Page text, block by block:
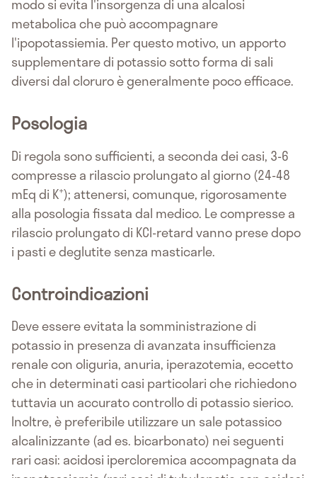
modo si evita l'insorgenza di una alcalosi
metabolica che può accompagnare
l'ipopotassiemia. Per questo motivo, un apporto
supplementare di potassio sotto forma di sali
diversi dal cloruro è generalmente poco efficace.
Posologia
Di regola sono sufficienti, a seconda dei casi, 3-6
compresse a rilascio prolungato al giorno (24-48
mEq di K+); attenersi, comunque, rigorosamente
alla posologia fissata dal medico. Le compresse a
rilascio prolungato di KCl-retard vanno prese dopo
i pasti e deglutite senza masticarle.
Controindicazioni
Deve essere evitata la somministrazione di
potassio in presenza di avanzata insufficienza
renale con oliguria, anuria, iperazotemia, eccetto
che in determinati casi particolari che richiedono
tuttavia un accurato controllo di potassio sierico.
Inoltre, è preferibile utilizzare un sale potassico
alcalinizzante (ad es. bicarbonato) nei seguenti
rari casi: acidosi ipercloremica accompagnata da